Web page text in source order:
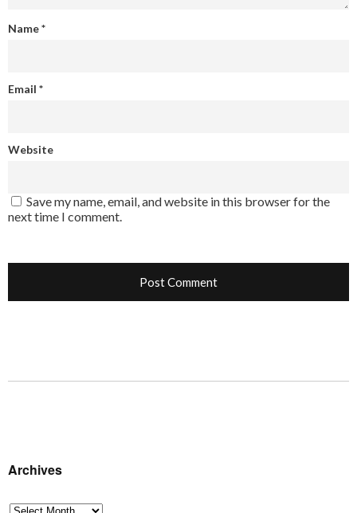
Name*
Email *
Website
Save my name, email, and website in this browser for the
next time I comment.
Archives
Archives